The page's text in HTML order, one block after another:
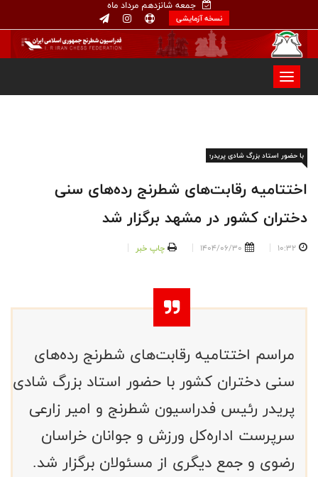
جمعه شانزدهم مرداد ماه
نسخه آزمایشی
با حضور استاد بزرگ شادی پریدر؛
اختتامیه رقابت‌های شطرنج رده‌های سنی
دختران کشور در مشهد برگزار شد
10:32
1404/06/30 چاپ خبر
مراسم اختتامیه رقابت‌های شطرنج رده‌های
سنی دختران کشور با حضور استاد بزرگ شادی
پریدر رئیس فدراسیون شطرنج و امیر زارعی
سرپرست اداره‌کل ورزش و جوانان خراسان
رضوی و جمع دیگری از مسئولان برگزار شد.